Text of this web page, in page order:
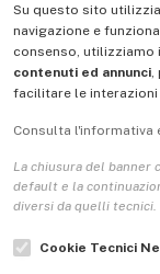
MENU
La Nostra Storia
Le Copertine
L’Associazione
Indirizzo Socio
Su questo sito
navigazione e
consenso, utilizziamo
contenuti ed annunci,
facilitare le
Consulta l'informativa
La chiusura del banner
default e la
diversi da quelli tecnici.
Cookie Tecnici